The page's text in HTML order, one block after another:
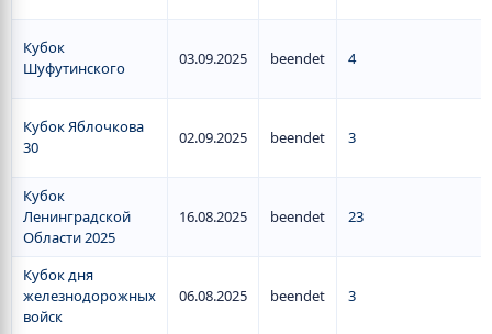
Кубок
Шуфутинского
03.09.2025 beendet 4
Кубок Яблочкова
30
02.09.2025 beendet 3
Кубок
Ленинградской
Области 2025
16.08.2025 beendet 23
Кубок дня
железнодорожных
войск
06.08.2025 beendet 3